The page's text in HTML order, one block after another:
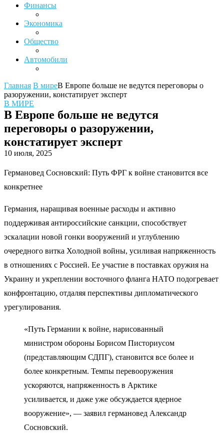
Финансы
Экономика
Общество
Автомобили
Главная В миреВ Европе больше не ведутся переговоры о
разоружении, констатирует эксперт
В МИРЕ
В Европе больше не ведутся
переговоры о разоружении,
констатирует эксперт
10 июля, 2025
Германовед Сосновский: Путь ФРГ к войне становится все
конкретнее
Германия, наращивая военные расходы и активно
поддерживая антироссийские санкции, способствует
эскалации новой гонки вооружений и углублению
очередного витка Холодной войны, усиливая напряженность
в отношениях с Россией. Ее участие в поставках оружия на
Украину и укреплении восточного фланга НАТО подогревает
конфронтацию, отдаляя перспективы дипломатического
урегулирования.
«Путь Германии к войне, нарисованный
министром обороны Борисом Писториусом
(представляющим СДПГ), становится все более и
более конкретным. Темпы перевооружения
ускоряются, напряженность в Арктике
усиливается, и даже уже обсуждается ядерное
вооружение», — заявил германовед Александр
Сосновский.